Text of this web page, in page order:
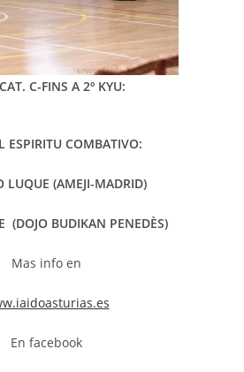
CAT. C-FINS A 2º KYU:
ESPIRITU COMBATIVO:
LUQUE (AMEJI-MADRID)
(DOJO BUDIKAN PENEDÈS)
Mas info en
En facebook